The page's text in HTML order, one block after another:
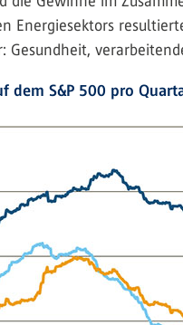
Energiesektors
Gesundheit,
dem S&P 500 pro